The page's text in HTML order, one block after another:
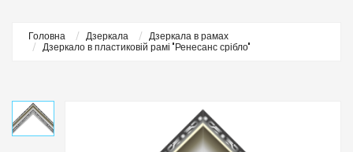
Головна Дзеркала
Дзеркала в рамах
Дзеркало в пластиковій рамі "Ренесанс срібло"